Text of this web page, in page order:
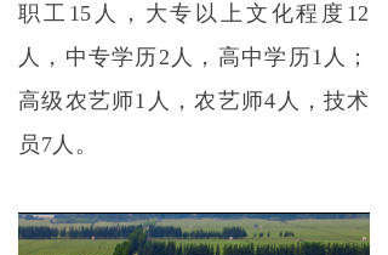
职工15人，大专以上文化程度12
人，中专学历2人，高中学历1人；
高级农艺师1人，农艺师4人，技术
员7人。